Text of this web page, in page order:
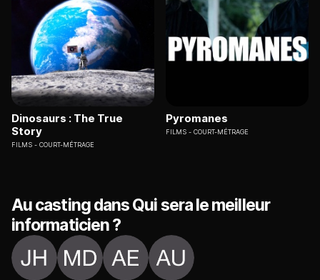
Dinosaurs : The True
Story
FILMS COURT-MÉTRAGE
Pyromanes
FILMS COURT-MÉTRAGE
Au casting dans Qui sera le meilleur
informaticien ?